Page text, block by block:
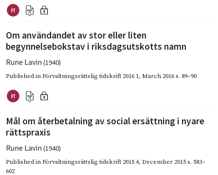
Om användandet av stor eller liten
begynnelsebokstav i riksdagsutskotts namn
Rune Lavin (1940)
Published inFörvaltningsrättslig tidskrift 2016 1, March 2016s. 89–90
Mål om återbetalning av social ersättning i nyare
rättspraxis
Rune Lavin (1940)
Published inFörvaltningsrättslig tidskrift 2015 4, December 2015s. 583–
602